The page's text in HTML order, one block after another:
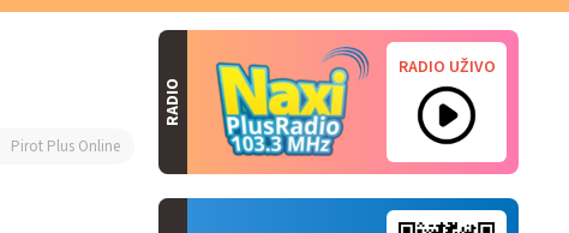
Pirot Plus Online
RADIO
RADIO UŽIVO